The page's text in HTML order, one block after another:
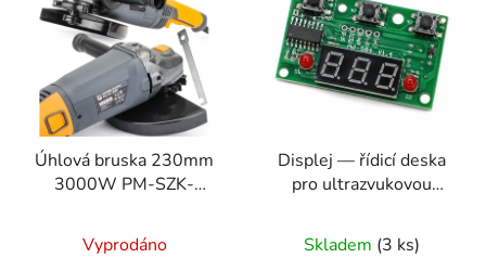
Úhlová bruska 230mm
3000W PM-SZK-
Vyprodáno
Displej — řídicí deska
pro ultrazvukovou
KD504 (nr2836)
Skladem (3 ks)